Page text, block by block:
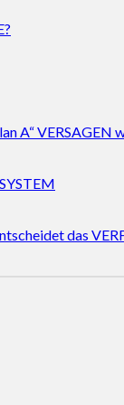
A“ VERSAGEN
das